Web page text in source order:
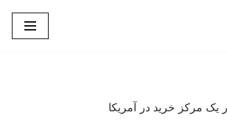
در یک مرکز خرید در آمریکا